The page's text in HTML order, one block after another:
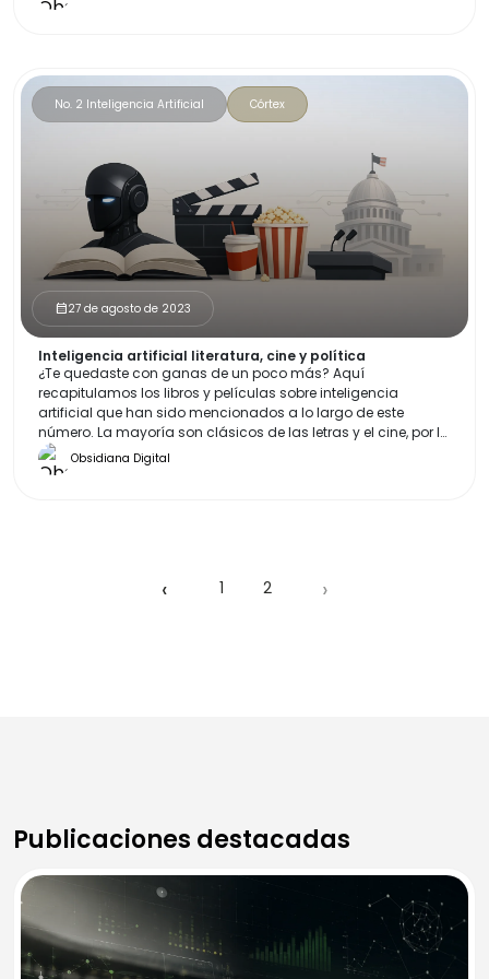
No. 2 Inteligencia Artificial Córtex
calendar_month27 de agosto de 2023
Inteligencia artificial literatura, cine y política
¿Te quedaste con ganas de un poco más? Aquí
recapitulamos los libros y películas sobre inteligencia
artificial que han sido mencionados a lo largo de este
número. La mayoría son clásicos de las letras y el cine, por lo
que te sugerimos preparar palomitas o tu bebida favorita, ¡y
a disfrutar!
Obsidiana Digital
‹ 1 2 ›
Publicaciones destacadas